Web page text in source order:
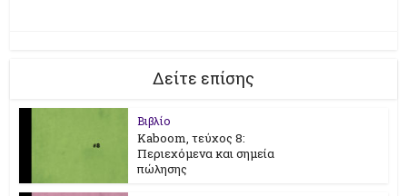
Δείτε επίσης
Βιβλίο
Kaboom, τεύχος 8:
Περιεχόμενα και σημεία
πώλησης